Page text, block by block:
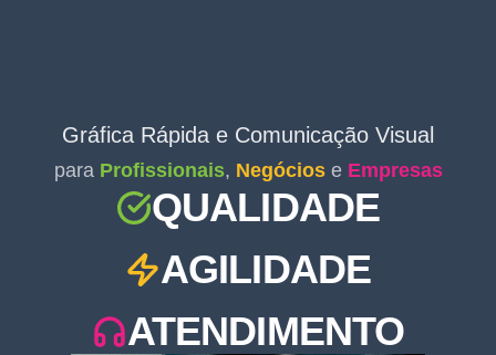
Gráfica Rápida e Comunicação Visual
para Profissionais, Negóciose Empresas
QUALIDADE
AGILIDADE
ATENDIMENTO